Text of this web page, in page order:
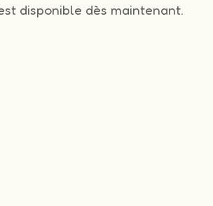
disponible dès maintenant.